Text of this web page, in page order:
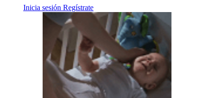
Inicia sesión Regístrate